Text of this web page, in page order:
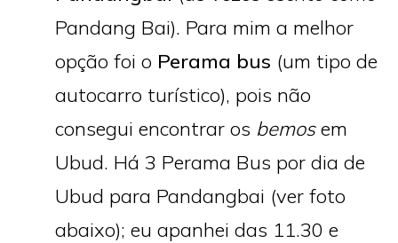
Pandang Bai). Para mim a melhor
opção foi o Perama bus (um tipo de
autocarro turístico), pois não
consegui encontrar os bemosem
Ubud. Há 3 Perama Bus por dia de
Ubud para Pandangbai (ver foto
abaixo); eu apanhei das 11.30 e